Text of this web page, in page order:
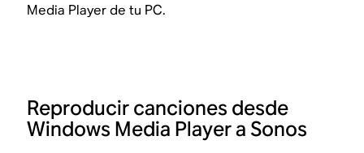
Media Player de tu PC.
Reproducir canciones desde
Windows Media Player a Sonos